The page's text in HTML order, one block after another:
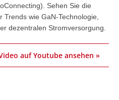
Sehen Sie die
Trends wie GaN-Technologie,
dezentralen Stromversorgung.
auf Youtube ansehen »